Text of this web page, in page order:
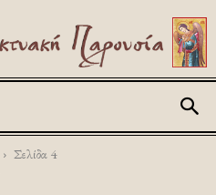
Σελίδα 4